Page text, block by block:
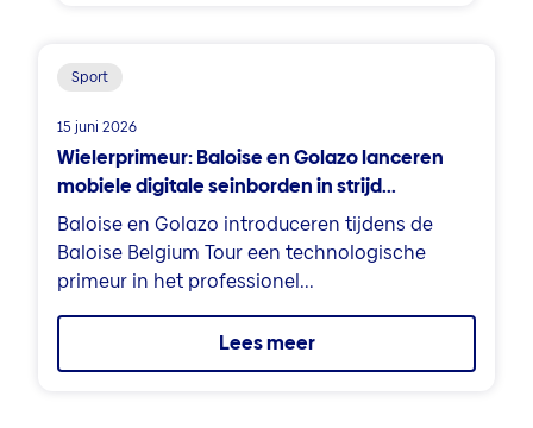
Sport
15 juni 2026
Wielerprimeur: Baloise en Golazo lanceren
mobiele digitale seinborden in strijd...
Baloise en Golazo introduceren tijdens de
Baloise Belgium Tour een technologische
primeur in het professionel...
Lees meer